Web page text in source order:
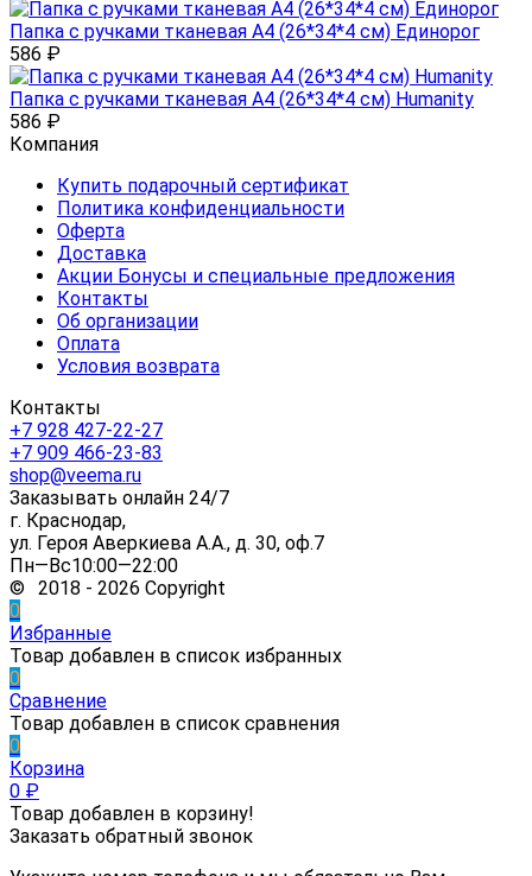
Папка с ручками тканевая А4 (26*34*4 см) Единорог
586 ₽
Папка с ручками тканевая А4 (26*34*4 см) Humanity
586 ₽
Компания
Купить подарочный сертификат
Политика конфиденциальности
Оферта
Доставка
Акции Бонусы и специальные предложения
Контакты
Об организации
Оплата
Условия возврата
Контакты
+7 928 427-22-27
+7 909 466-23-83
shop@veema.ru
Заказывать онлайн 24/7
г. Краснодар,
ул. Героя Аверкиева А.А., д. 30, оф.7
Пн—Вс10:00—22:00
© 2018 - 2026 Copyright
0
Избранные
Товар добавлен в список избранных
0
Сравнение
Товар добавлен в список сравнения
0
Корзина
0 ₽
Товар добавлен в корзину!
Заказать обратный звонок